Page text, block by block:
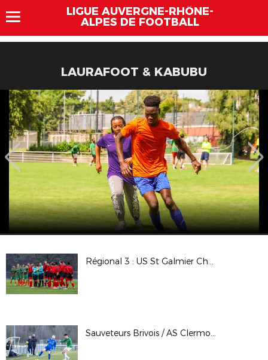
LIGUE AUVERGNE-RHÔNE-
ALPES DE FOOTBALL
LAURAFOOT & KABUBU
Régional 3 : US St Galmier Chamboeuf / FC Roche St Genest (B)
Sauveteurs Brivois / AS Clermont St-Jacques : 16èmes de finale Coupe LAuRAFoot (seniors masculins)